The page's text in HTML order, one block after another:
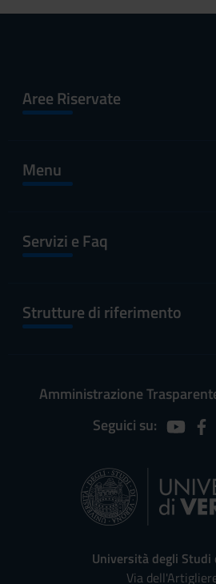
Aree Riservate
Menu
Servizi e Faq
Strutture di riferimento
Amministrazione
Seguici su:
Università degli Studi
Via